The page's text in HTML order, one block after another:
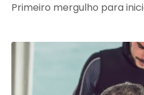
Primeiro mergulho para